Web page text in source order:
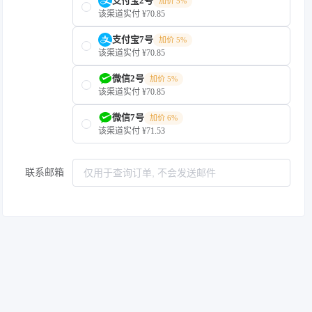
该渠道实付 ¥70.85
支付宝7号 加价 5%
该渠道实付 ¥70.85
微信2号 加价 5%
该渠道实付 ¥70.85
微信7号 加价 6%
该渠道实付 ¥71.53
联系邮箱